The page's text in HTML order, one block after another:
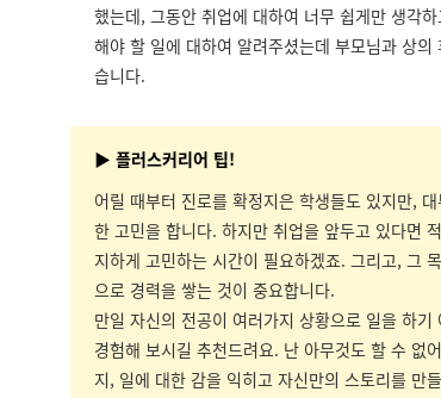
했는데, 그동안 취업에 대하여 너무 쉽게만 생각
해야 할 일에 대하여 알려주셨는데 부모님과 상
습니다.
▶ 플러스커리어 팁!
어릴 때부터 진로를 확정지은 학생들도 있지만,
한 고민을 합니다. 하지만 취업을 앞두고 있다면
지하게 고민하는 시간이 필요하겠죠. 그리고, 그
으로 경력을 쌓는 것이 중요합니다.
만일 자신의 전공이 여러가지 상황으로 일을 하
경험해 보시길 추천드려요. 난 아무것도 할 수 없
지, 일에 대한 감을 익히고 자신만의 스토리를 만